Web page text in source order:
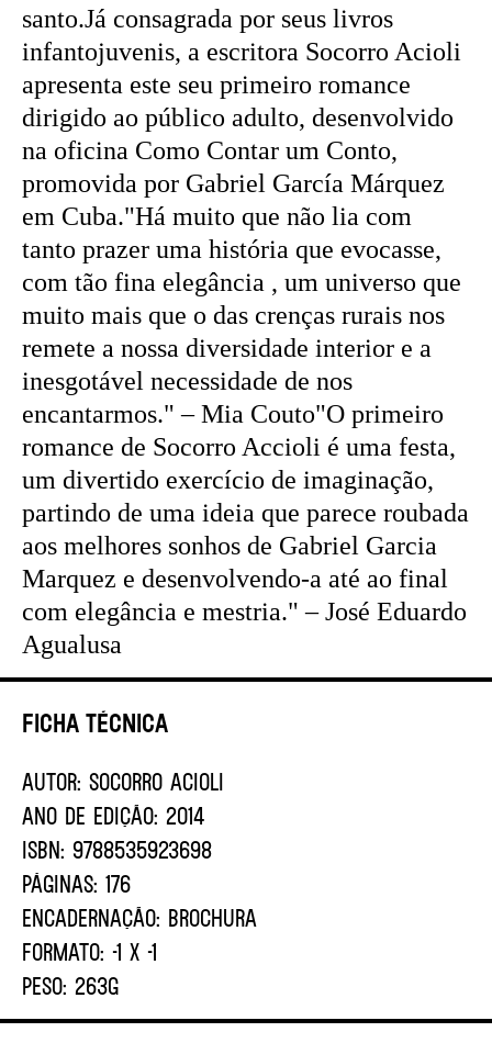
Ficha Técnica
AUTOR: SOCORRO ACIOLI
ANO DE EDIÇÃO: 2014
ISBN: 9788535923698
PÁGINAS: 176
ENCADERNAÇÃO: BROCHURA
FORMATO: -1 X -1
PESO: 263G
santo.Já consagrada por seus livros
infantojuvenis, a escritora Socorro Acioli
apresenta este seu primeiro romance
dirigido ao público adulto, desenvolvido
na oficina Como Contar um Conto,
promovida por Gabriel García Márquez
em Cuba."Há muito que não lia com
tanto prazer uma história que evocasse,
com tão fina elegância , um universo que
muito mais que o das crenças rurais nos
remete a nossa diversidade interior e a
inesgotável necessidade de nos
encantarmos." – Mia Couto"O primeiro
romance de Socorro Accioli é uma festa,
um divertido exercício de imaginação,
partindo de uma ideia que parece roubada
aos melhores sonhos de Gabriel Garcia
Marquez e desenvolvendo-a até ao final
com elegância e mestria." – José Eduardo
Agualusa